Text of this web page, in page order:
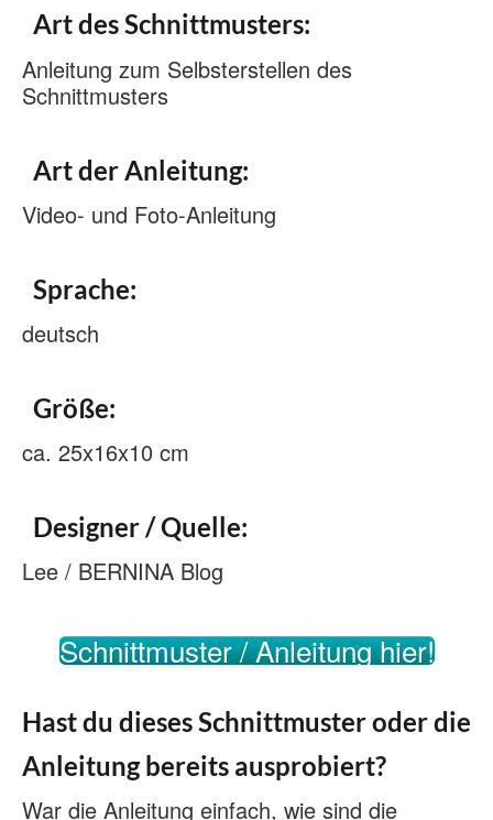
Art des Schnittmusters:
Anleitung zum Selbsterstellen des
Schnittmusters
Art der Anleitung:
Video- und Foto-Anleitung
Sprache:
deutsch
Größe:
ca. 25x16x10 cm
Designer / Quelle:
Lee / BERNINA Blog
Schnittmuster / Anleitung hier!
Hast du dieses Schnittmuster oder die
Anleitung bereits ausprobiert?
War die Anleitung einfach, wie sind die